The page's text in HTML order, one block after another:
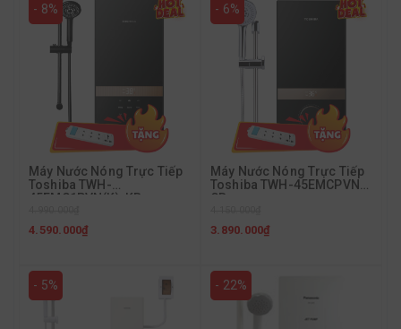
- 8%
Máy Nước Nóng Trực Tiếp
Toshiba TWH-
45EMC1PVN(K)-KB
4.590.000₫
- 6%
Máy Nước Nóng Trực Tiếp
Toshiba TWH-45EMCPVN-
CB
3.890.000₫
- 5% - 22%